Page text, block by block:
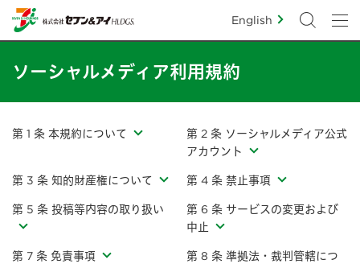
English
ソーシャルメディア利用規約
第 1 条 本規約について
第 2 条 ソーシャルメディア公式
アカウント
第 3 条 知的財産権について
第 4 条 禁止事項
第 5 条 投稿等内容の取り扱い
第 6 条 サービスの変更および
中止
第 7 条 免責事項
第 8 条 準拠法・裁判管轄につ